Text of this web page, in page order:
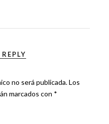
no será publicada.Los
marcados con *